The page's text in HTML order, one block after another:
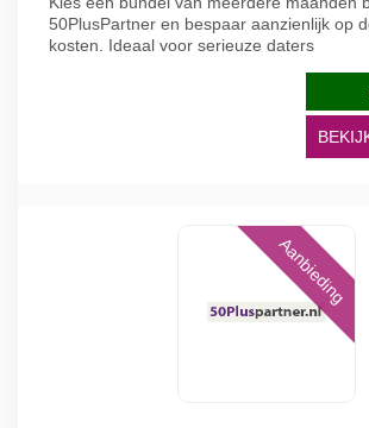
50PlusPartner en bespaar aanzienlijk op
kosten. Ideaal voor serieuze daters
Aanbieding